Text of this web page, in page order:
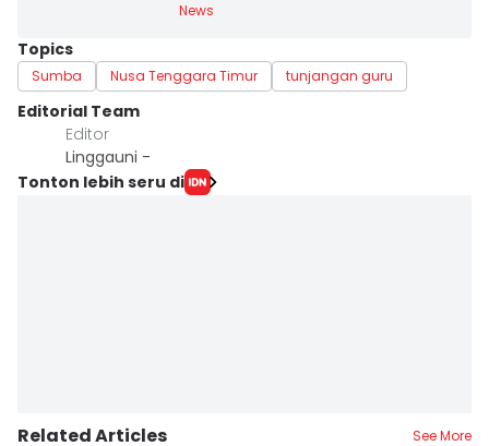
News
Topics
Sumba Nusa Tenggara Timur tunjangan guru
Editorial Team
Editor
Linggauni -
Tonton lebih seru di
Related Articles See More